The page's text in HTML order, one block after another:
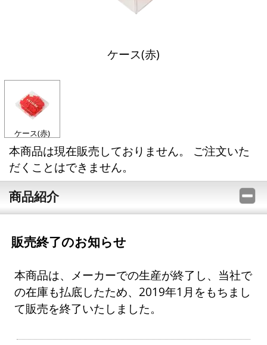
ケース(赤)
ケース(赤)
本商品は現在販売しておりません。 ご注文いた
だくことはできません。
商品紹介
販売終了のお知らせ
本商品は、メーカーでの生産が終了し、当社で
の在庫も払底したため、2019年1月をもちまし
て販売を終了いたしました。